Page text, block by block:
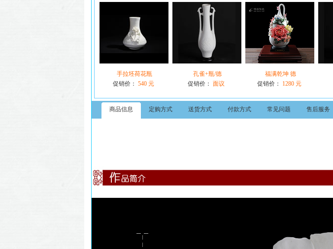
手拉坯荷花瓶
促销价： 540 元
孔雀+瓶/德
促销价： 面议
福满乾坤 德
促销价：
1280 元
商品信息 定购方式 送货方式 付款方式 常见问题 售后服务